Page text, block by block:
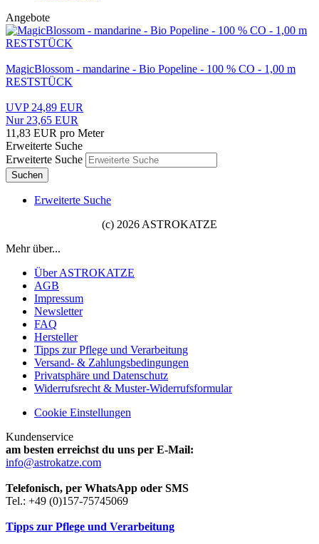
Angebote
MagicBlossom - mandarine - Bio Popeline - 100 % CO - 1,00 m
RESTSTÜCK
UVP 24,89 EUR
Nur 23,65 EUR
11,83 EUR pro Meter
Erweiterte Suche
Erweiterte Suche
Suchen
Erweiterte Suche
(c) 2026 ASTROKATZE
Mehr über...
Über ASTROKATZE
AGB
Impressum
Newsletter
FAQ
Hersteller
Tipps zur Pflege und Verarbeitung
Versand- & Zahlungsbedingungen
Privatsphäre und Datenschutz
Widerrufsrecht & Muster-Widerrufsformular
Cookie Einstellungen
Kundenservice
am besten erreichst du uns per E-Mail:
info@astrokatze.com
Telefonisch, per WhatsApp oder SMS
Tel.: +49 (0)157-75745069
Tipps zur Pflege und Verarbeitung